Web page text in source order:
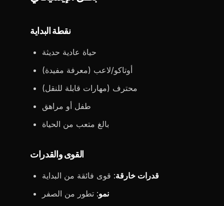
نقطة البداية
حياة عادية حديثة
أوتاكو/لاعب (معرفة مفيدة)
محترف (مهارات قابلة للنقل)
طفل أو مراهق
بالغ متعب من الحياة
القوى والقدرات
قدرات خارقة: قوى فائقة من البداية
نمو: تطور من الصفر